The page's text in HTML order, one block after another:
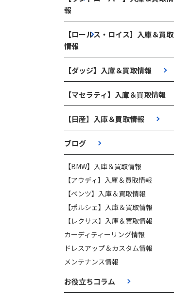
報
【ロールス・ロイス】入庫＆買取
情報
【ダッジ】入庫＆買取情報
【マセラティ】入庫＆買取情報
【日産】入庫＆買取情報
ブログ
【BMW】入庫＆買取情報
【アウディ】入庫＆買取情報
【ベンツ】入庫＆買取情報
【ポルシェ】入庫＆買取情報
【レクサス】入庫＆買取情報
カーディティーリング情報
ドレスアップ＆カスタム情報
メンテナンス情報
お役立ちコラム